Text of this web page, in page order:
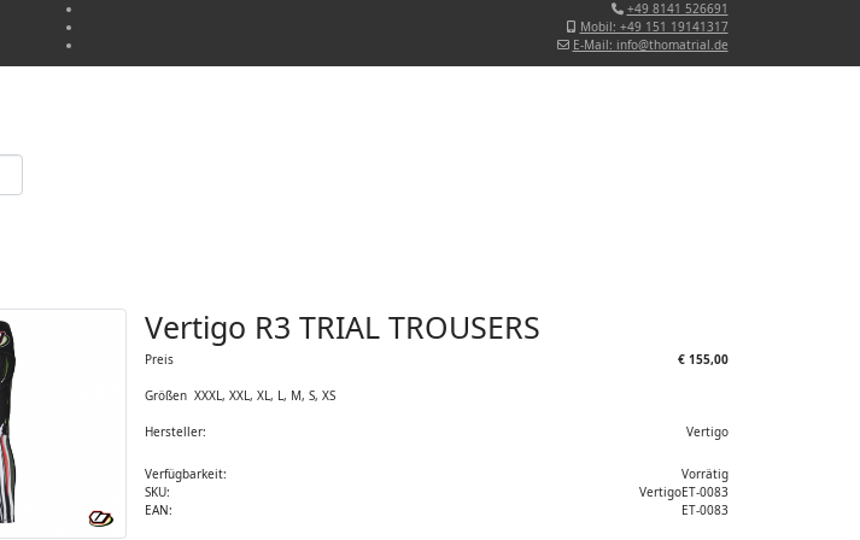
+49 8141 526691
Mobil: +49 151 19141317
E-Mail: info@thomatrial.de
Vertigo R3 TRIAL TROUSERS
Preis € 155,00
Größen XXXL, XXL, XL, L, M, S, XS
Hersteller: Vertigo
Verfügbarkeit:
Vorrätig
SKU:
VertigoET-0083
EAN:
ET-0083